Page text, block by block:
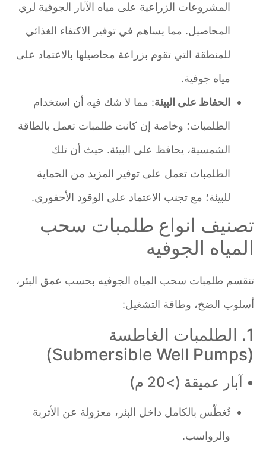
المشروعات الزراعية على مياه الآبار الجوفية لري
المحاصيل. مما يساهم في توفير الاكتفاء الغذائي
للمنطقة التي تقوم بزراعة محاصيلها بالاعتماد على
مياه جوفية.
الحفاظ على البيئة: مما لا شك فيه أن استخدام
الطلمبات؛ وخاصة إن كانت طلمبات تعمل بالطاقة
الشمسية، يحافظ على البيئة. حيث أن تلك
الطلمبات تعمل على توفير المزيد من الحماية
للبيئة؛ مع تجنب الاعتماد على الوقود الأحفوري.
تصنيف انواع طلمبات سحب
المياه الجوفيه
تنقسم طلمبات سحب المياه الجوفيه بحسب عمق البئر،
أسلوب الضخ، وطاقة التشغيل:
1. الطلمبات الغاطسة
• آبار عميقة (>20 م)
تُغطّس بالكامل داخل البئر، معزولة عن الأتربة
والرواسب.